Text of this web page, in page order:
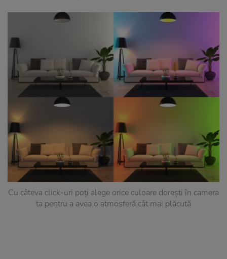
Cu câteva click-uri poți alege orice culoare dorești în camera
ta pentru a avea o atmosferă cât mai plăcută